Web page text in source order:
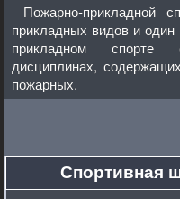
Пожарно-прикладной
прикладных видов и
прикладном спорте
дисциплинах,
пожарных.
Спортивная